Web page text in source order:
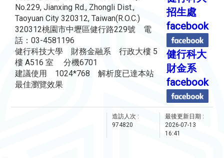
No.229, Jianxing Rd., Zhongli Dist.,
Taoyuan City 320312, Taiwan(R.O.C.)
320312桃園市中壢區健行路229號 電
話：03-4581196
健行科技大學 財務金融系 行政大樓 5
樓 A516 室 分機6701
建議使用 1024*768 解析度已達本站
最佳瀏覽效果
招生處
facebook
健行科大
財金系
facebook
造訪人次 :
974820
最後更新日期 :
2026-07-13
16:41